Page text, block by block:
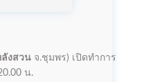
งสวนจ.ชุมพร) เปิดทำการ
น.